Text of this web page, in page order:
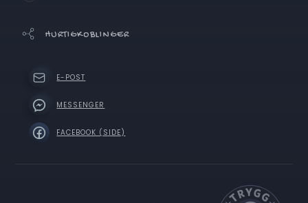
HURTIGKOBLINGER
E-POST
MESSENGER
FACEBOOK (SIDE)